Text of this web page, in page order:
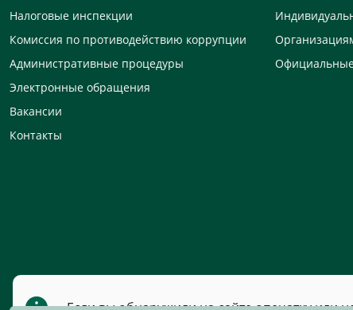
Налоговые инспекции
Комиссия по противодействию коррупции
Административные процедуры
Электронные обращения
Вакансии
Контакты